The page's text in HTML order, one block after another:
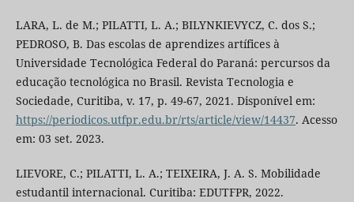
LARA, L. de M.; PILATTI, L. A.; BILYNKIEVYCZ, C. dos S.;
PEDROSO, B. Das escolas de aprendizes artífices à
Universidade Tecnológica Federal do Paraná: percursos da
educação tecnológica no Brasil. Revista Tecnologia e
Sociedade, Curitiba, v. 17, p. 49-67, 2021. Disponível em:
https://periodicos.utfpr.edu.br/rts/article/view/14437. Acesso
em: 03 set. 2023.
LIEVORE, C.; PILATTI, L. A.; TEIXEIRA, J. A. S. Mobilidade
estudantil internacional. Curitiba: EDUTFPR, 2022.